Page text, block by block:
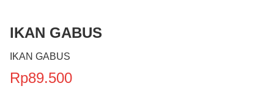
IKAN GABUS
IKAN GABUS
Rp89.500